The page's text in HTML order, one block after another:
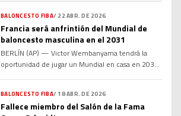
de la Euroliga y consiguió el boleto hacia la
primera gran final europea de su carrera
profesional, consolidándose como una de las
figuras emergentes más importantes […]
BALONCESTO FIBA/ 22 ABR. DE 2026
Francia será anfrintión del Mundial de
baloncesto masculina en el 2031
BERLÍN (AP) — Victor Wembanyama tendrá la
oportunidad de jugar un Mundial en casa en 2031 .
baloncesto masculino 2031, mientras que Japón
obtuvo el Mundial femenino de 2030. “Japón y
BALONCESTO FIBA/ 18 ABR. DE 2026
Fallece miembro del Salón de la Fama